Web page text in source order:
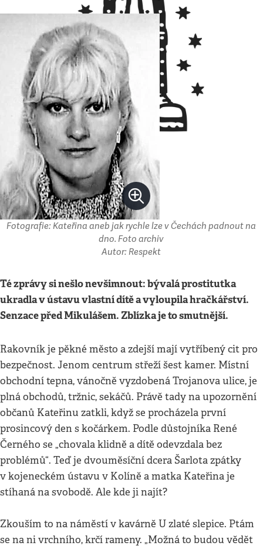
Fotografie: Kateřina aneb jak rychle lze v Čechách padnout na
dno. Foto archiv
Autor: Respekt
Té zprávy si nešlo nevšimnout: bývalá prostitutka
ukradla v ústavu vlastní dítě a vyloupila hračkářství.
Senzace před Mikulášem. Zblízka je to smutnější.
Rakovník je pěkné město a zdejší mají vytříbený cit pro
bezpečnost. Jenom centrum střeží šest kamer. Místní
obchodní tepna, vánočně vyzdobená Trojanova ulice, je
plná obchodů, tržnic, sekáčů. Právě tady na upozornění
občanů Kateřinu zatkli, když se procházela první
prosincový den s kočárkem. Podle důstojníka René
Černého se „chovala klidně a dítě odevzdala bez
problémů“. Teď je dvouměsíční dcera Šarlota zpátky
v kojeneckém ústavu v Kolíně a matka Kateřina je
stíhaná na svobodě. Ale kde ji najít?
Zkouším to na náměstí v kavárně U zlaté slepice. Ptám
se na ni vrchního, krčí rameny. „Možná to budou vědět